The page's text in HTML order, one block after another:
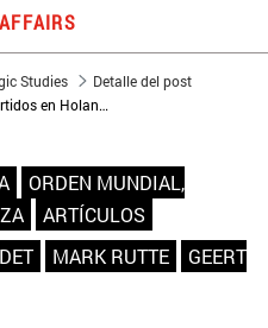
Studies
Detalle del post
La volatilidad de la estructura de partidos en Holanda
ORDEN MUNDIAL,
ARTÍCULOS
MARK RUTTE
GEERT